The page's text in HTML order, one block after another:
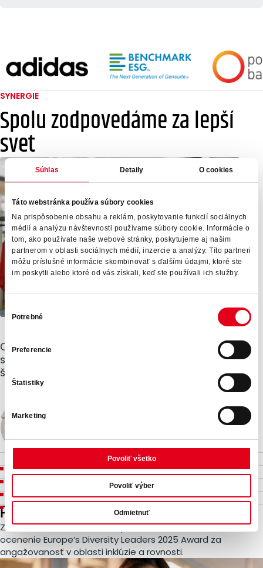
Súhlas Detaily O cookies
Táto webstránka používa súbory cookies
Na prispôsobenie obsahu a reklám, poskytovanie funkcií sociálnych
médií a analýzu návštevnosti používame súbory cookie. Informácie o
tom, ako používate naše webové stránky, poskytujeme aj našim
partnerom v oblasti sociálnych médií, inzercie a analýzy. Títo partneri
môžu príslušné informácie skombinovať s ďalšími údajmi, ktoré ste
im poskytli alebo ktoré od vás získali, keď ste používali ich služby.
súhlasu
Potrebné
Preferencie
Štatistiky
Marketing
Povoliť všetko
Povoliť výber
Odmietnuť
SYNERGIE
Spolu zodpovedámeza lepší
svet
Od roku 2021 sme trvalo auditovaní v nezávislom
systéme hodnotenia CSR EcoVadis, ktorý hodnotí
štyri okruhy:
Pracovné podmienky a ľudské práva
Životné prostredie
Zodpovedný nákup
Patríme medzi lídrov diverzity
Zaradili sme sa medzi 850 spoločností, ktoré získali
ocenenie Europe’s Diversity Leaders 2025 Award za
angažovanosť v oblasti inklúzie a rovnosti.